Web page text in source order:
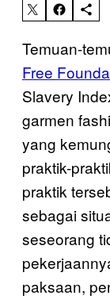
Temuan-
Free
Slavery
garmen
yang
praktik-
praktik
sebagai
seseorang
paksaan,